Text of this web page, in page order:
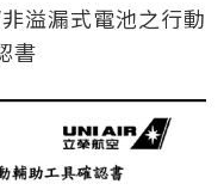
溢漏式電池之行動
書